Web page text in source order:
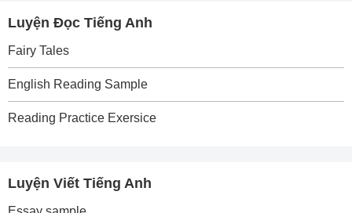
Luyện Đọc Tiếng Anh
Fairy Tales
English Reading Sample
Reading Practice Exersice
Luyện Viết Tiếng Anh